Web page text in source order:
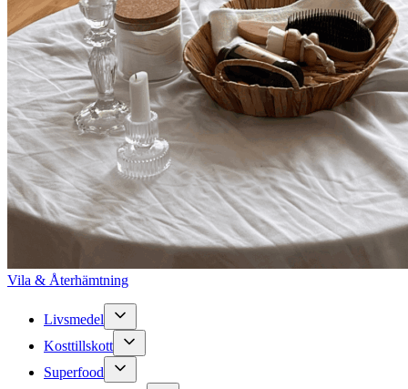
Vila & Återhämtning
Livsmedel
Kosttillskott
Superfood